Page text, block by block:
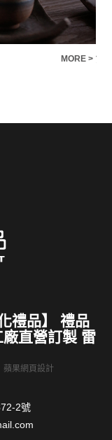
MORE > 鎖
禮品】 禮品
直營訂製 雷
蘋果網頁設計
2號